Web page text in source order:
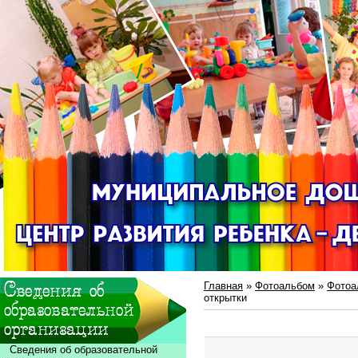
Сведения об образовательной
Главная » Фотоальбом »
открытки